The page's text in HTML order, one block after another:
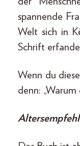
spannende
Welt sich in
Schrift
Wenn du
denn: